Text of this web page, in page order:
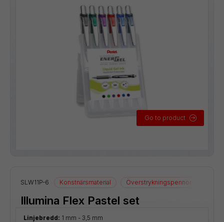
Go to product
SLW11P-6 Konstnärsmaterial Överstrykningspennor
Illumina Flex Pastel set
Linjebredd: 1 mm - 3,5 mm